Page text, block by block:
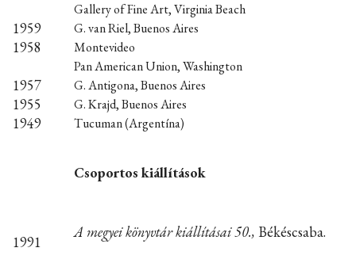
Gallery of Fine Art, Virginia Beach
1959 G. van Riel, Buenos Aires
1958
Montevideo
Pan American Union, Washington
1957 G. Antigona, Buenos Aires
1955 G. Krajd, Buenos Aires
1949 Tucuman (Argentína)
Csoportos kiállítások
1991
A megyei könyvtár kiállításai 50., Békéscsaba.